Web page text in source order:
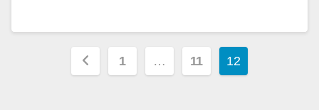
Paginación
1 … 11 12